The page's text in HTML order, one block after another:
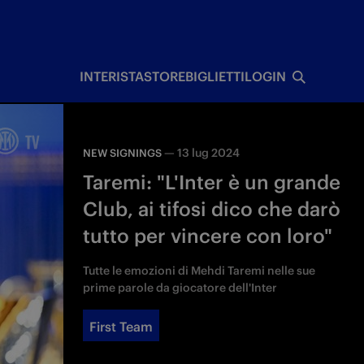
INTERISTASTOREBIGLIETTILOGIN
NEW SIGNINGS —13 lug 2024
Taremi: "L'Inter è un grande
Club, ai tifosi dico che darò
tutto per vincere con loro"
Tutte le emozioni di Mehdi Taremi nelle sue
prime parole da giocatore dell'Inter
First Team